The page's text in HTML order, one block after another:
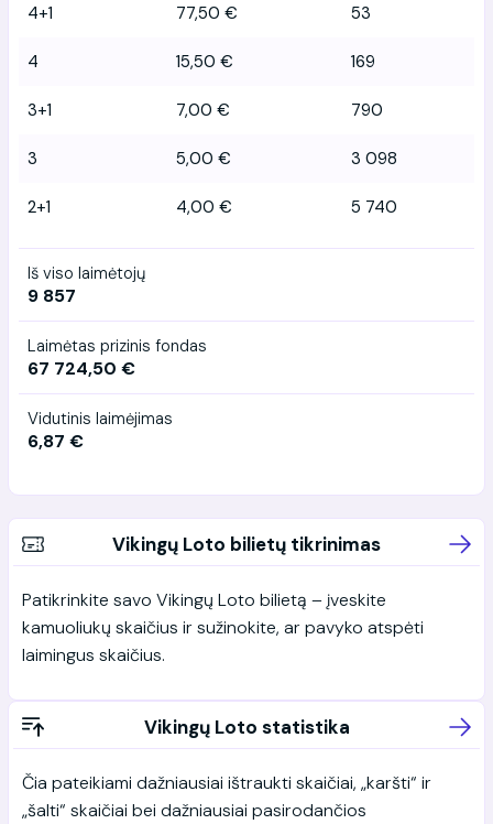
4+1 77,50 € 53
4 15,50 € 169
3+1 7,00 € 790
3 5,00 € 3 098
2+1 4,00 € 5 740
Iš viso laimėtojų
9 857
Laimėtas prizinis fondas
67 724,50 €
Vidutinis laimėjimas
6,87 €
Vikingų Loto bilietų tikrinimas
Patikrinkite savo Vikingų Loto bilietą – įveskite
kamuoliukų skaičius ir sužinokite, ar pavyko atspėti
laimingus skaičius.
Vikingų Loto statistika
Čia pateikiami dažniausiai ištraukti skaičiai, „karšti“ ir
„šalti“ skaičiai bei dažniausiai pasirodančios